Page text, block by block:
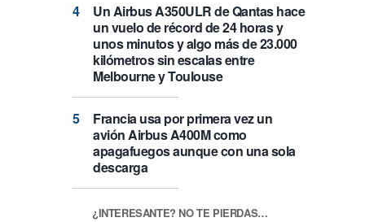
Un Airbus A350ULR de Qantas hace
un vuelo de récord de 24 horas y
unos minutos y algo más de 23.000
kilómetros sin escalas entre
Melbourne y Toulouse
Francia usa por primera vez un
avión Airbus A400M como
apagafuegos aunque con una sola
descarga
¿INTERESANTE? NO TE PIERDAS…